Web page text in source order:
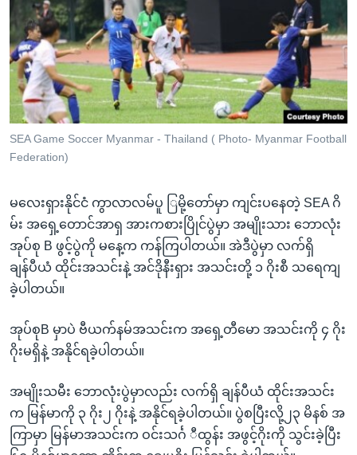
အ
ညွန်း
စာမျက်နှာ
ကျော်
ကြည့်
ရန်
ရန်
နေရာ
သို့
ကျော်
ရန်
ရုပ်ရှင်ထဲက အင်္ဂလိပ်စာ
သုတပဒေသာ အင်္ဂလိပ်စာ
တီဗွီ
ရေဒီယို/တီဗွီအစီအစဉ်
Learning English
ဗွီအိုအေ လူမှုကွန်ယက်များ
SEA Game Soccer Myanmar - Thailand ( Photo- Myanmar Football
Federation)
မလေးရှားနိုင်ငံ ကွာလာလမ်ပူ ြမို့တော်မှာ ကျင်းပနေတဲ့ SEA ဂိ
မ်း အရှေ့တောင်အာရှ အားကစားပြိုင်ပွဲမှာ အမျိုးသား ဘောလုံး
အုပ်စု B ဖွင့်ပွဲကို မနေ့က ကန်ကြပါတယ်။ အဲဒီပွဲမှာ လက်ရှိ
ချန်ပီယံ ထိုင်းအသင်းနဲ့ အင်ဒိုနီးရှား အသင်းတို့ ၁ ဂိုးစီ သရေကျ
ခဲ့ပါတယ်။
အုပ်စုB မှာပဲ ဗီယက်နမ်အသင်းက အရှေ့တီမော အသင်းကို ၄ ဂိုး
ဂိုးမရှိနဲ့ အနိုင်ရခဲ့ပါတယ်။
အမျိုးသမီး ဘောလုံးပွဲမှာလည်း လက်ရှိ ချန်ပီယံ ထိုင်းအသင်း
က မြန်မာကို ၃ ဂိုး၂ ဂိုးနဲ့ အနိုင်ရခဲ့ပါတယ်။ ပွဲစပြီးလို့၂၃ မိနစ် အ
ကြာမှာ မြန်မာအသင်းက ဝင်းသင်္ဂ ီထွန်း အဖွင့်ဂိုးကို သွင်းခဲ့ပြီး